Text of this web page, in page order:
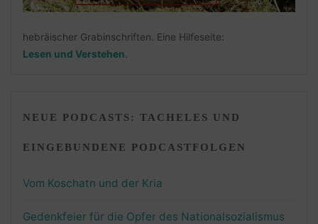
hebräischer Grabinschriften. Eine Hilfeseite:
Lesen und Verstehen.
NEUE PODCASTS: TACHELES UND
EINGEBUNDENE PODCASTFOLGEN
Vom Koschatn und der Kria
Gedenkfeier für die Opfer des Nationalsozialismus